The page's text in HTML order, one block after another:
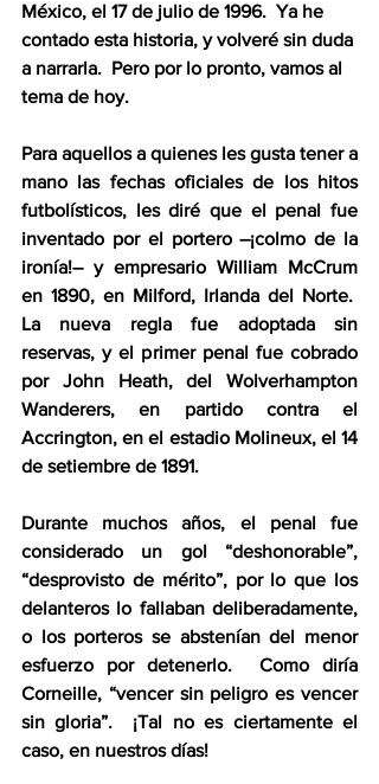
México, el 17 de julio de 1996.  Ya he
contado esta historia, y volveré sin duda
a narrarla.  Pero por lo pronto, vamos al
tema de hoy.
Para aquellos a quienes les gusta tener a
mano las fechas oficiales de los hitos
futbolísticos, les diré que el penal fue
inventado por el portero –¡colmo de la
ironía!– y empresario William McCrum
en 1890, en Milford, Irlanda del Norte.
La nueva regla fue adoptada sin
reservas, y el primer penal fue cobrado
por John Heath, del Wolverhampton
Wanderers, en partido contra el
Accrington, en el estadio Molineux, el 14
de setiembre de 1891.
Durante muchos años, el penal fue
considerado un gol “deshonorable”,
“desprovisto de mérito”, por lo que los
delanteros lo fallaban deliberadamente,
o los porteros se abstenían del menor
esfuerzo por detenerlo.  Como diría
Corneille, “vencer sin peligro es vencer
sin gloria”.  ¡Tal no es ciertamente el
caso, en nuestros días!